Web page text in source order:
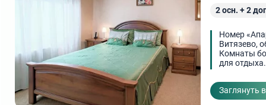
2осн. +2
Номер
Витязево,
Комнаты
для
мини-
поставить
Заглянуть